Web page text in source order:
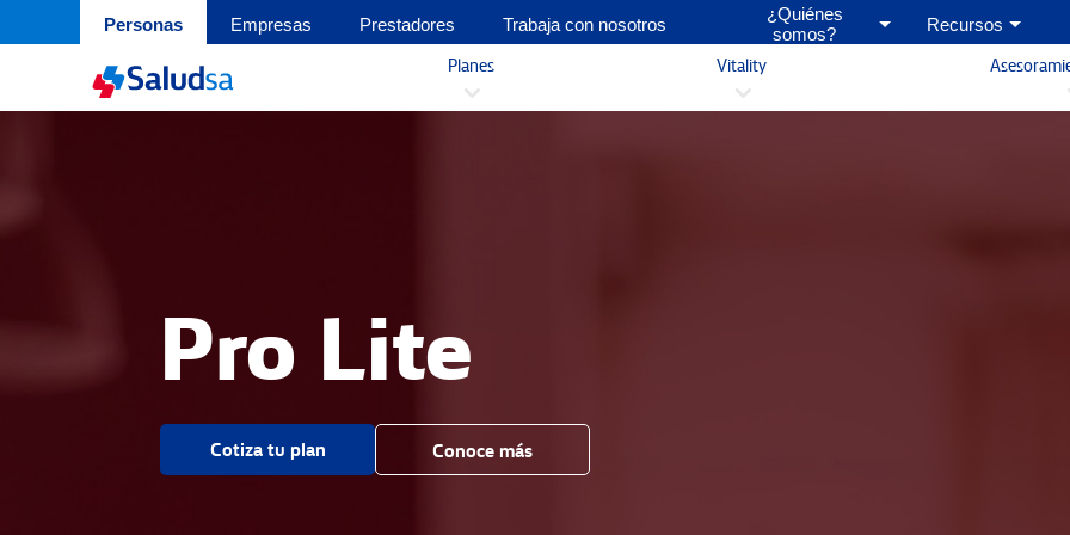
Personas Empresas Prestadores Trabaja con nosotros
¿Quiénes
somos?
Recursos
Planes
3
Vitality
3
Pro Lite
Cotiza tu plan Conoce más